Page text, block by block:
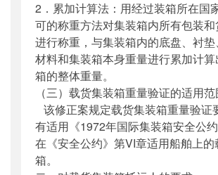
2．累加计算法：用经过装箱所在国
可的称重方法对集装箱内所有包装
进行称重，与集装箱内的底盘、衬
材料和集装箱本身重量进行累加计
箱的整体重量。
（三）载货集装箱重量验证的适用范
该修正案规定载货集装箱重量验证
有适用《1972年国际集装箱安全公
在《安全公约》第VI章适用船舶上的
箱。